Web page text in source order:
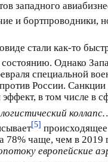
западного
и бортпроводники,
стали как-то
Однако
специальной
России.
в том числе в
[5]
78% чаще, чем в 2019
европейские